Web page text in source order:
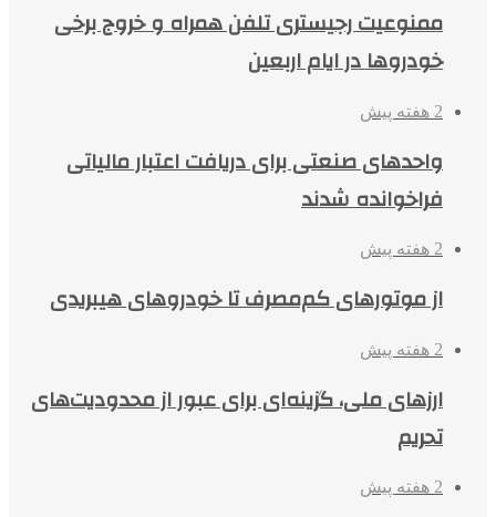
ممنوعیت رجیستری تلفن همراه و خروج برخی
خودروها در ایام اربعین
2 هفته پیش
واحدهای صنعتی برای دریافت اعتبار مالیاتی
فراخوانده شدند
2 هفته پیش
از موتورهای کم‌مصرف تا خودروهای هیبریدی
2 هفته پیش
ارزهای ملی، گزینه‌ای برای عبور از محدودیت‌های
تحریم
2 هفته پیش